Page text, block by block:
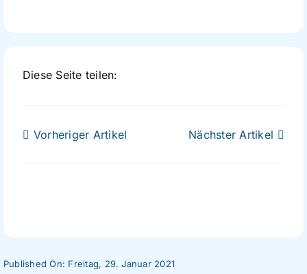
Diese Seite teilen:
Vorheriger Artikel Nächster Artikel
Published On: Freitag, 29. Januar 2021